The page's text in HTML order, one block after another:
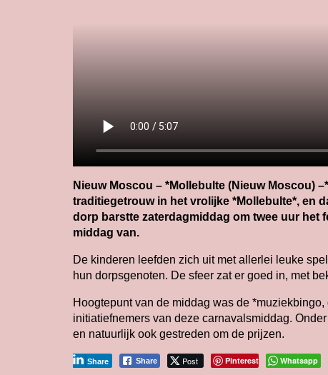
Nieuw Moscou – *Mollebulte (Nieuw Moscou)
traditiegetrouw in het vrolijke *Mollebulte*, en
dorp barstte zaterdagmiddag om twee uur het
middag van.
De kinderen leefden zich uit met allerlei leuke
hun dorpsgenoten. De sfeer zat er goed in, met
Hoogtepunt van de middag was de
initiatiefnemers van deze carnavalsmiddag.
en natuurlijk ook gestreden om de prijzen.
Share Post
Share Pinterest Whatsapp